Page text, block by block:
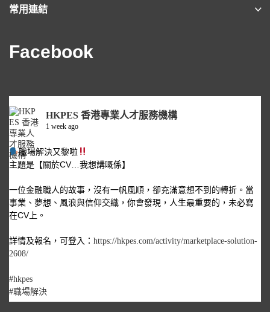
常用連結
Facebook
HKPES 香港專業人才服務機構
1 week ago
職場解決又黎啦
主題是【關於CV…我想講嘅係】
一位金融職人的故事，沒有一帆風順，卻充滿意想不到的轉折。當
事業、夢想、風浪與信仰交織，你會發現，人生最重要的，未必寫
在CV上。
詳情及報名，可登入： https://hkpes.com/activity/marketplace-solution-
2608/
#hkpes
#職場解決